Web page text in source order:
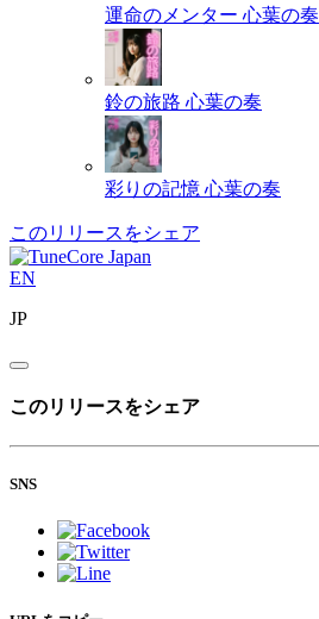
運命のメンター 心葉の奏
鈴の旅路 心葉の奏
彩りの記憶 心葉の奏
このリリースをシェア
EN
JP
このリリースをシェア
SNS